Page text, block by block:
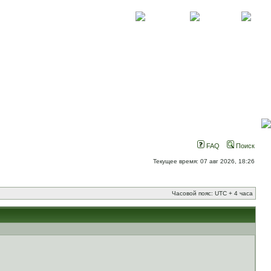
FAQ Поиск
Текущее время: 07 авг 2026, 18:26
Часовой пояс: UTC + 4 часа